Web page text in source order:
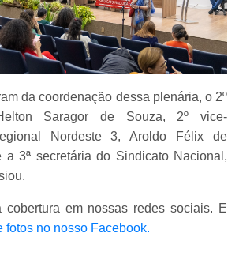
da coordenação dessa plenária, o 2º
Saragor de Souza, 2º vice-
Nordeste 3, Aroldo Félix de
a 3ª secretária do Sindicato Nacional,
cobertura em nossas redes sociais. E
fotos no nosso Facebook.